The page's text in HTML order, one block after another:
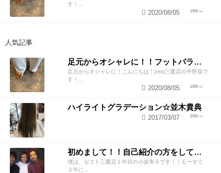
す！...
1505
2020/08/05
人気記事
足元からオシャレに！！フットパラジェルネイル！
足元からオシャレに！こんにちは！zest三鷹店の平野葵で
す！...
1505
2020/08/05
ハイライトグラデーション☆並木貴典
1042
2017/03/07
初めまして！！自己紹介の方をしていきたいと思います！
僕は、ゼスト三鷹店１年目の小坂隼斗です！！もーすぐ
２年に...